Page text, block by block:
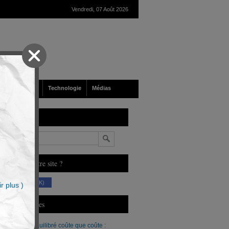
Vendredi, 07 Août 2026
Société Technologie Médias
Vous aimez notre site ?
(230 K)
Derniers Articles
Un budget équilibré coûte que coûte :
plus )